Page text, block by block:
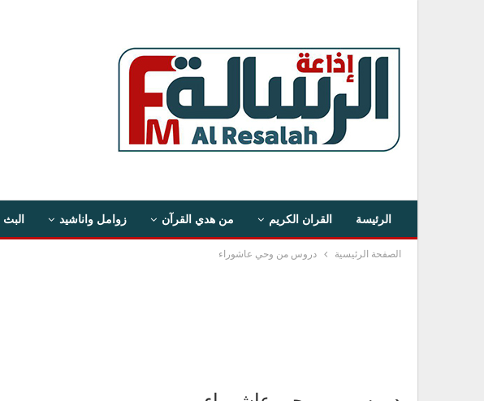
الرئيسة القران الكريم من هدي القرآن زوامل واناشيد البث
الصفحة الرئيسية دروس من وحي عاشوراء